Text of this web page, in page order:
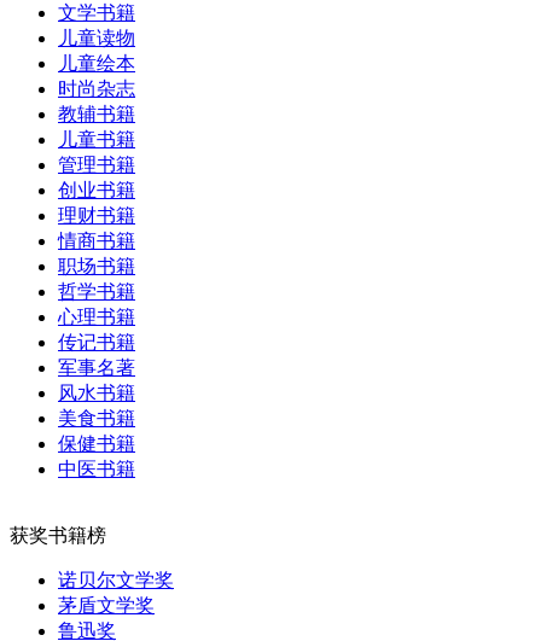
文学书籍
儿童读物
儿童绘本
时尚杂志
教辅书籍
儿童书籍
管理书籍
创业书籍
理财书籍
情商书籍
职场书籍
哲学书籍
心理书籍
传记书籍
军事名著
风水书籍
美食书籍
保健书籍
中医书籍
获奖书籍榜
诺贝尔文学奖
茅盾文学奖
鲁迅奖